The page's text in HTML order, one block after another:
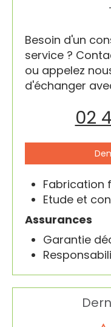
Besoin d'un
service ?
ou appelez
d'échanger
02
Fabrication
Etude et
Assurances
Garantie